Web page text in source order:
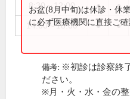
8:30～12:00 ● ●
14:00～18:00 ● ●
お盆(8月中旬)は休診・休
に必ず医療機関に直接ご確
備考: ※初診は診察終
ださい。
※月・火・水・金の